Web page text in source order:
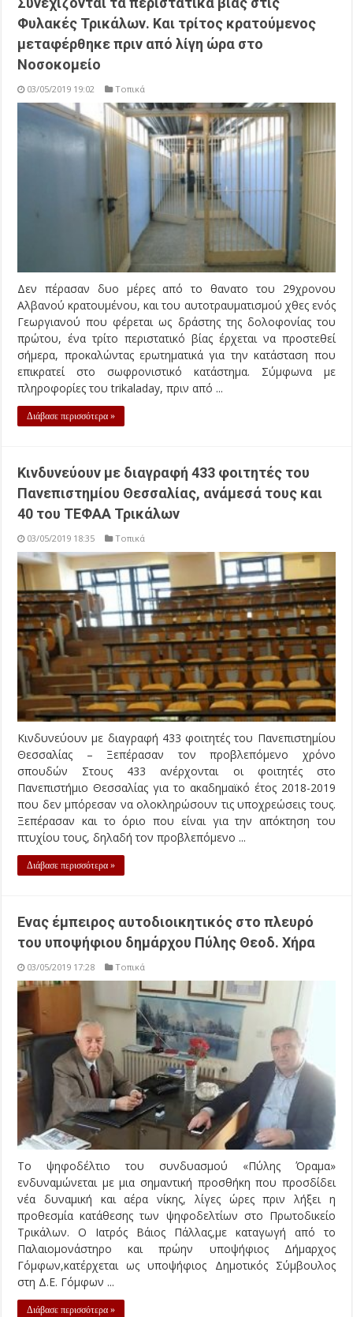
Φυλακές Τρικάλων. Και τρίτος κρατούμενος
μεταφέρθηκε πριν από λίγη ώρα στο
Νοσοκομείο
03/05/2019 19:02 Τοπικά
Δεν πέρασαν δυο μέρες από το θανατο του 29χρονου
Αλβανού κρατουμένου, και του αυτοτραυματισμού χθες ενός
Γεωργιανού που φέρεται ως δράστης της δολοφονίας του
πρώτου, ένα τρίτο περιστατικό βίας έρχεται να προστεθεί
σήμερα, προκαλώντας ερωτηματικά για την κατάσταση που
επικρατεί στο σωφρονιστικό κατάστημα. Σύμφωνα με
πληροφορίες του trikaladay, πριν από ...
Διάβασε περισσότερα »
Κινδυνεύουν με διαγραφή 433 φοιτητές του
Πανεπιστημίου Θεσσαλίας, ανάμεσά τους και
40 του ΤΕΦΑΑ Τρικάλων
03/05/2019 18:35 Τοπικά
Κινδυνεύουν με διαγραφή 433 φοιτητές του Πανεπιστημίου
Θεσσαλίας – Ξεπέρασαν τον προβλεπόμενο χρόνο
σπουδών Στους 433 ανέρχονται οι φοιτητές στο
Πανεπιστήμιο Θεσσαλίας για το ακαδημαϊκό έτος 2018-2019
που δεν μπόρεσαν να ολοκληρώσουν τις υποχρεώσεις τους.
Ξεπέρασαν και το όριο που είναι για την απόκτηση του
πτυχίου τους, δηλαδή τον προβλεπόμενο ...
Διάβασε περισσότερα »
Ενας έμπειρος αυτοδιοικητικός στο πλευρό
του υποψήφιου δημάρχου Πύλης Θεοδ. Χήρα
03/05/2019 17:28 Τοπικά
Το ψηφοδέλτιο του συνδυασμού «Πύλης Όραμα»
ενδυναμώνεται με μια σημαντική προσθήκη που προσδίδει
νέα δυναμική και αέρα νίκης, λίγες ώρες πριν λήξει η
προθεσμία κατάθεσης των ψηφοδελτίων στο Πρωτοδικείο
Τρικάλων. Ο Ιατρός Βάιος Πάλλας,με καταγωγή από το
Παλαιομονάστηρο και πρώην υποψήφιος Δήμαρχος
Γόμφων,κατέρχεται ως υποψήφιος Δημοτικός Σύμβουλος
στη Δ.Ε. Γόμφων ...
Διάβασε περισσότερα »